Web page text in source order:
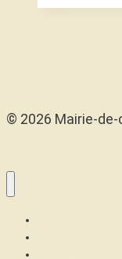
© 2026 Mairie-